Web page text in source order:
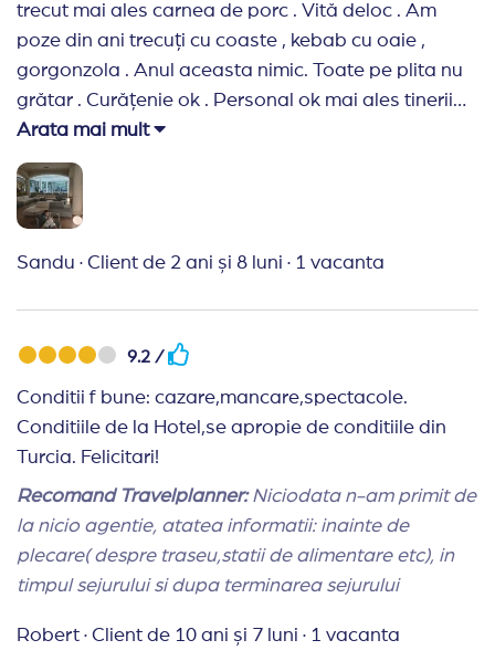
trecut mai ales carnea de porc . Vită deloc . Am
poze din ani trecuți cu coaste , kebab cu oaie ,
gorgonzola . Anul aceasta nimic. Toate pe plita nu
grătar . Curățenie ok . Personal ok mai ales tinerii
de la servitul-debarasare mese.
Recomand Travelplanner:
comunicare bună
Arata mai mult
Sandu · Client de 2 ani și 8 luni · 1 vacanta
9.2 /
Conditii f bune: cazare,mancare,spectacole.
Conditiile de la Hotel,se apropie de conditiile din
Turcia. Felicitari!
Recomand Travelplanner:Niciodata n-am primit de
la nicio agentie, atatea informatii: inainte de
plecare( despre traseu,statii de alimentare etc), in
timpul sejurului si dupa terminarea sejurului
Robert · Client de 10 ani și 7 luni · 1 vacanta